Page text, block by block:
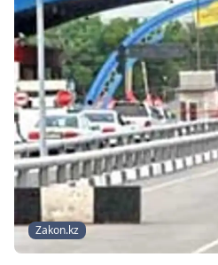
Zakon.kz